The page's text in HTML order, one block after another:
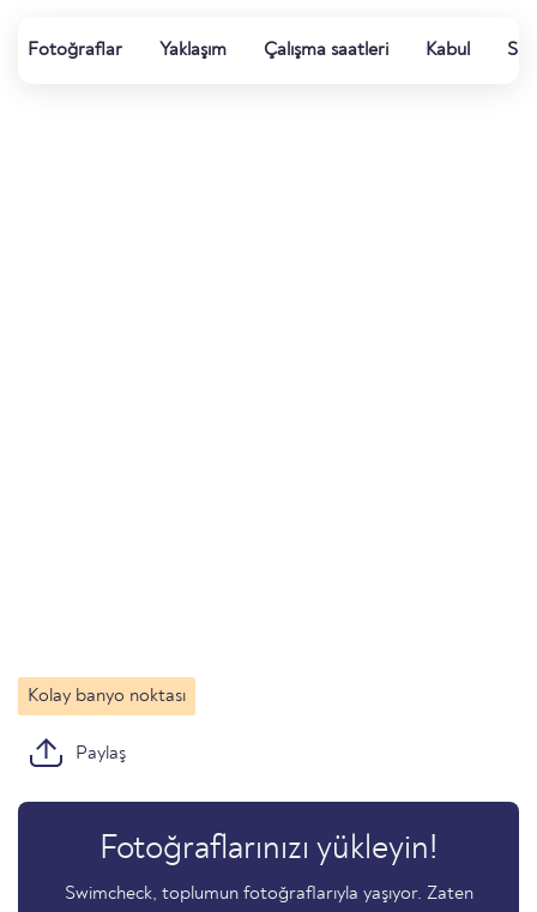
Fotoğraflar Yaklaşım Çalışma saatleri Kabul Su
Kolay banyo noktası
Paylaş
Fotoğraflarınızı yükleyin!
Swimcheck, toplumun fotoğraflarıyla yaşıyor. Zaten